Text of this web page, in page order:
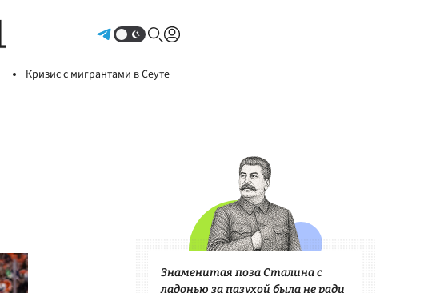
Кризис с мигрантами в Сеуте
Знаменитая поза Сталина с
ладонью за пазухой была не ради